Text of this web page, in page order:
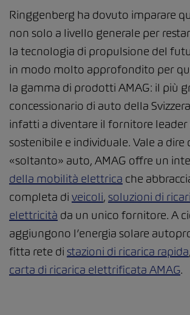
Ringgenberg ha dovuto imparare
non solo a livello generale per
la tecnologia di propulsione del
in modo molto approfondito per
la gamma di prodotti AMAG: il più
concessionario di auto della
infatti a diventare il fornitore
sostenibile e individuale. Vale a dire
«soltanto» auto, AMAG offre un
della mobilità elettrica che
completa di veicoli, soluzioni di
elettricità da un unico fornitore. A
aggiungono l’energia solare
fitta rete di stazioni di ricarica rapida
carta di ricarica elettrificata AMAG.